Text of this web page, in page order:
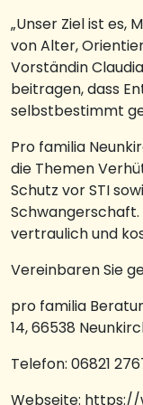
„Unser Ziel ist es,
von Alter,
Vorständin
beitragen, dass
selbstbestimmt
Pro familia
die Themen
Schutz vor STI
vertraulich und
Vereinbaren Sie
pro familia
14, 66538
Telefon: 06821
Webseite: https://